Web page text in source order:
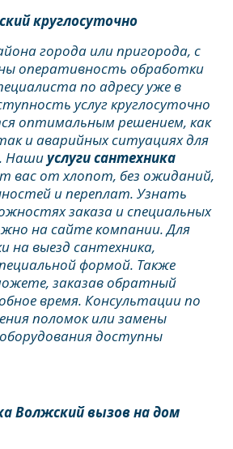
круглосуточно
города или пригорода, с
оперативность обработки
по адресу уже в
услуг круглосуточно
оптимальным решением, как
и аварийных ситуациях для
Наши услуги сантехника
вас от хлопот, без ожиданий,
и переплат. Узнать
заказа и специальных
на сайте компании. Для
на выезд сантехника,
формой. Также
заказав обратный
время. Консультации по
поломок или замены
доступны
Волжский вызов на дом